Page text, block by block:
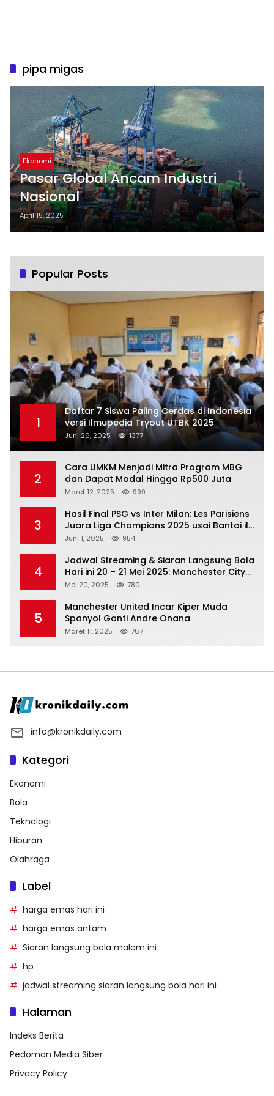
pipa migas
Ekonomi
Pasar Global Ancam Industri
Nasional
April 15, 2025
Popular Posts
1
Daftar 7 Siswa Paling Cerdas di Indonesia
versi Ilmupedia Tryout UTBK 2025
Juni 26, 2025 1377
2
Cara UMKM Menjadi Mitra Program MBG
dan Dapat Modal Hingga Rp500 Juta
Maret 12, 2025 999
3
Hasil Final PSG vs Inter Milan: Les Parisiens
Juara Liga Champions 2025 usai Bantai il
Nerazzurri
Juni 1, 2025 954
4
Jadwal Streaming & Siaran Langsung Bola
Hari ini 20 – 21 Mei 2025: Manchester City
vs Bournemouth
Mei 20, 2025 780
5
Manchester United Incar Kiper Muda
Spanyol Ganti Andre Onana
Maret 11, 2025 767
info@kronikdaily.com
Kategori
Ekonomi
Bola
Teknologi
Hiburan
Olahraga
Label
harga emas hari ini
harga emas antam
Siaran langsung bola malam ini
hp
jadwal streaming siaran langsung bola hari ini
Halaman
Indeks Berita
Pedoman Media Siber
Privacy Policy